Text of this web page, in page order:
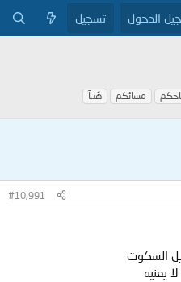
الدخول تسجيل
مسائكم هُنـآ
#10,991
السكوت
يعنيه